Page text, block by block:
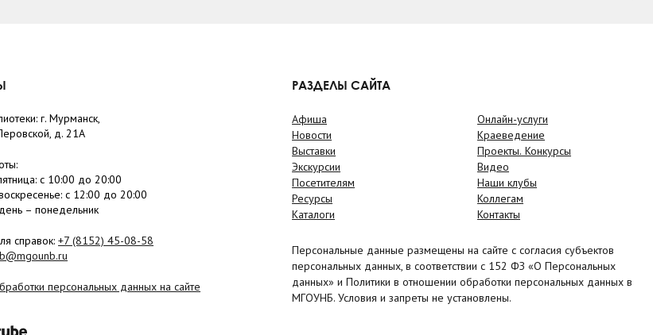
г. Мурманск,
д. 21А
: с 10:00 до 20:00
оскресенье: c 12:00 до 20:00
– понедельник
справок: +7 (8152) 45-08-58
персональных данных на сайте
РАЗДЕЛЫ САЙТА
Афиша
Новости
Выставки
Экскурсии
Посетителям
Ресурсы
Каталоги
Онлайн-услуги
Краеведение
Проекты. Конкурсы
Видео
Наши клубы
Коллегам
Контакты
Персональные данные размещены на сайте с согласия субъектов
персональных данных, в соответствии с 152 ФЗ «О Персональных
данных» и Политики в отношении обработки персональных данных в
МГОУНБ. Условия и запреты не установлены.